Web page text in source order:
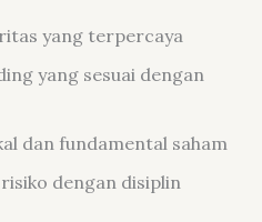
yang terpercaya
yang sesuai dengan
dan fundamental saham
dengan disiplin